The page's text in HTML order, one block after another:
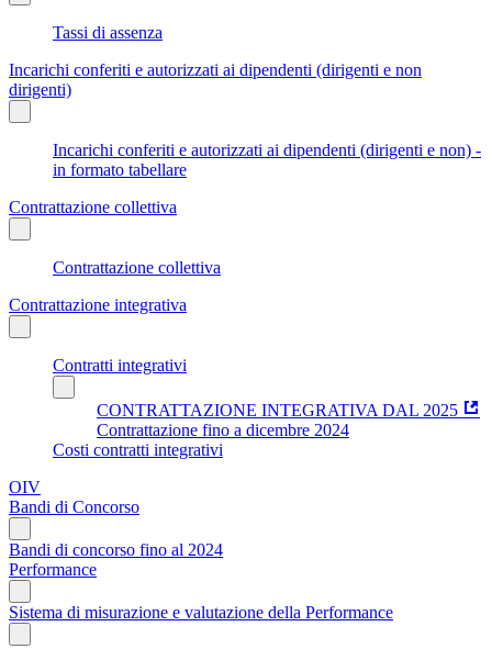
Tassi di assenza
Incarichi conferiti e autorizzati ai dipendenti (dirigenti e non
dirigenti)
Incarichi conferiti e autorizzati ai dipendenti (dirigenti e non) -
in formato tabellare
Contrattazione collettiva
Contrattazione collettiva
Contrattazione integrativa
Contratti integrativi
CONTRATTAZIONE INTEGRATIVA DAL 2025
Contrattazione fino a dicembre 2024
Costi contratti integrativi
OIV
Bandi di Concorso
Bandi di concorso fino al 2024
Performance
Sistema di misurazione e valutazione della Performance